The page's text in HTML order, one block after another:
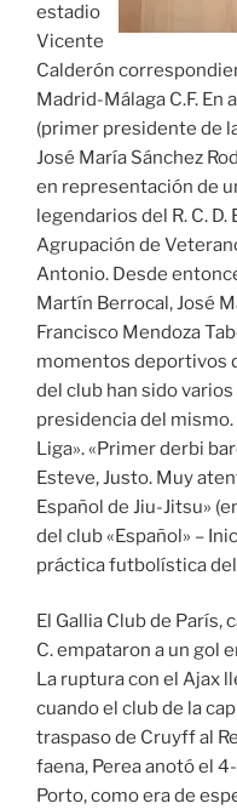
estadio
Vicente
Calderón
Madrid-Málaga C.F. En
(primer presidente de
José María Sánchez
en representación de
legendarios del R. C.
Agrupación de
Antonio. Desde
Martín Berrocal, José
Francisco Mendoza
momentos deportivos
del club han sido
presidencia del
Liga». «Primer derbi
Esteve, Justo. Muy
Español de Jiu-Jitsu»
del club «Español» –
práctica futbolística
El Gallia Club de París,
C. empataron a un gol
La ruptura con el Ajax
cuando el club de la
traspaso de Cruyff al
faena, Perea anotó el
Porto, como era de